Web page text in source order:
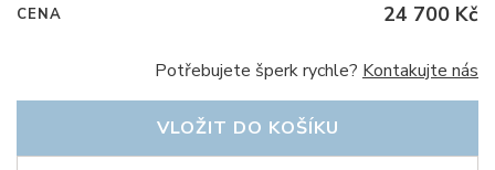
CENA 24 700 Kč
Potřebujete šperk rychle? Kontakujte nás
VLOŽIT DO KOŠÍKU